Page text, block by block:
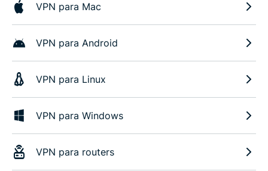
VPN para Mac
VPN para Android
VPN para Linux
VPN para Windows
VPN para routers